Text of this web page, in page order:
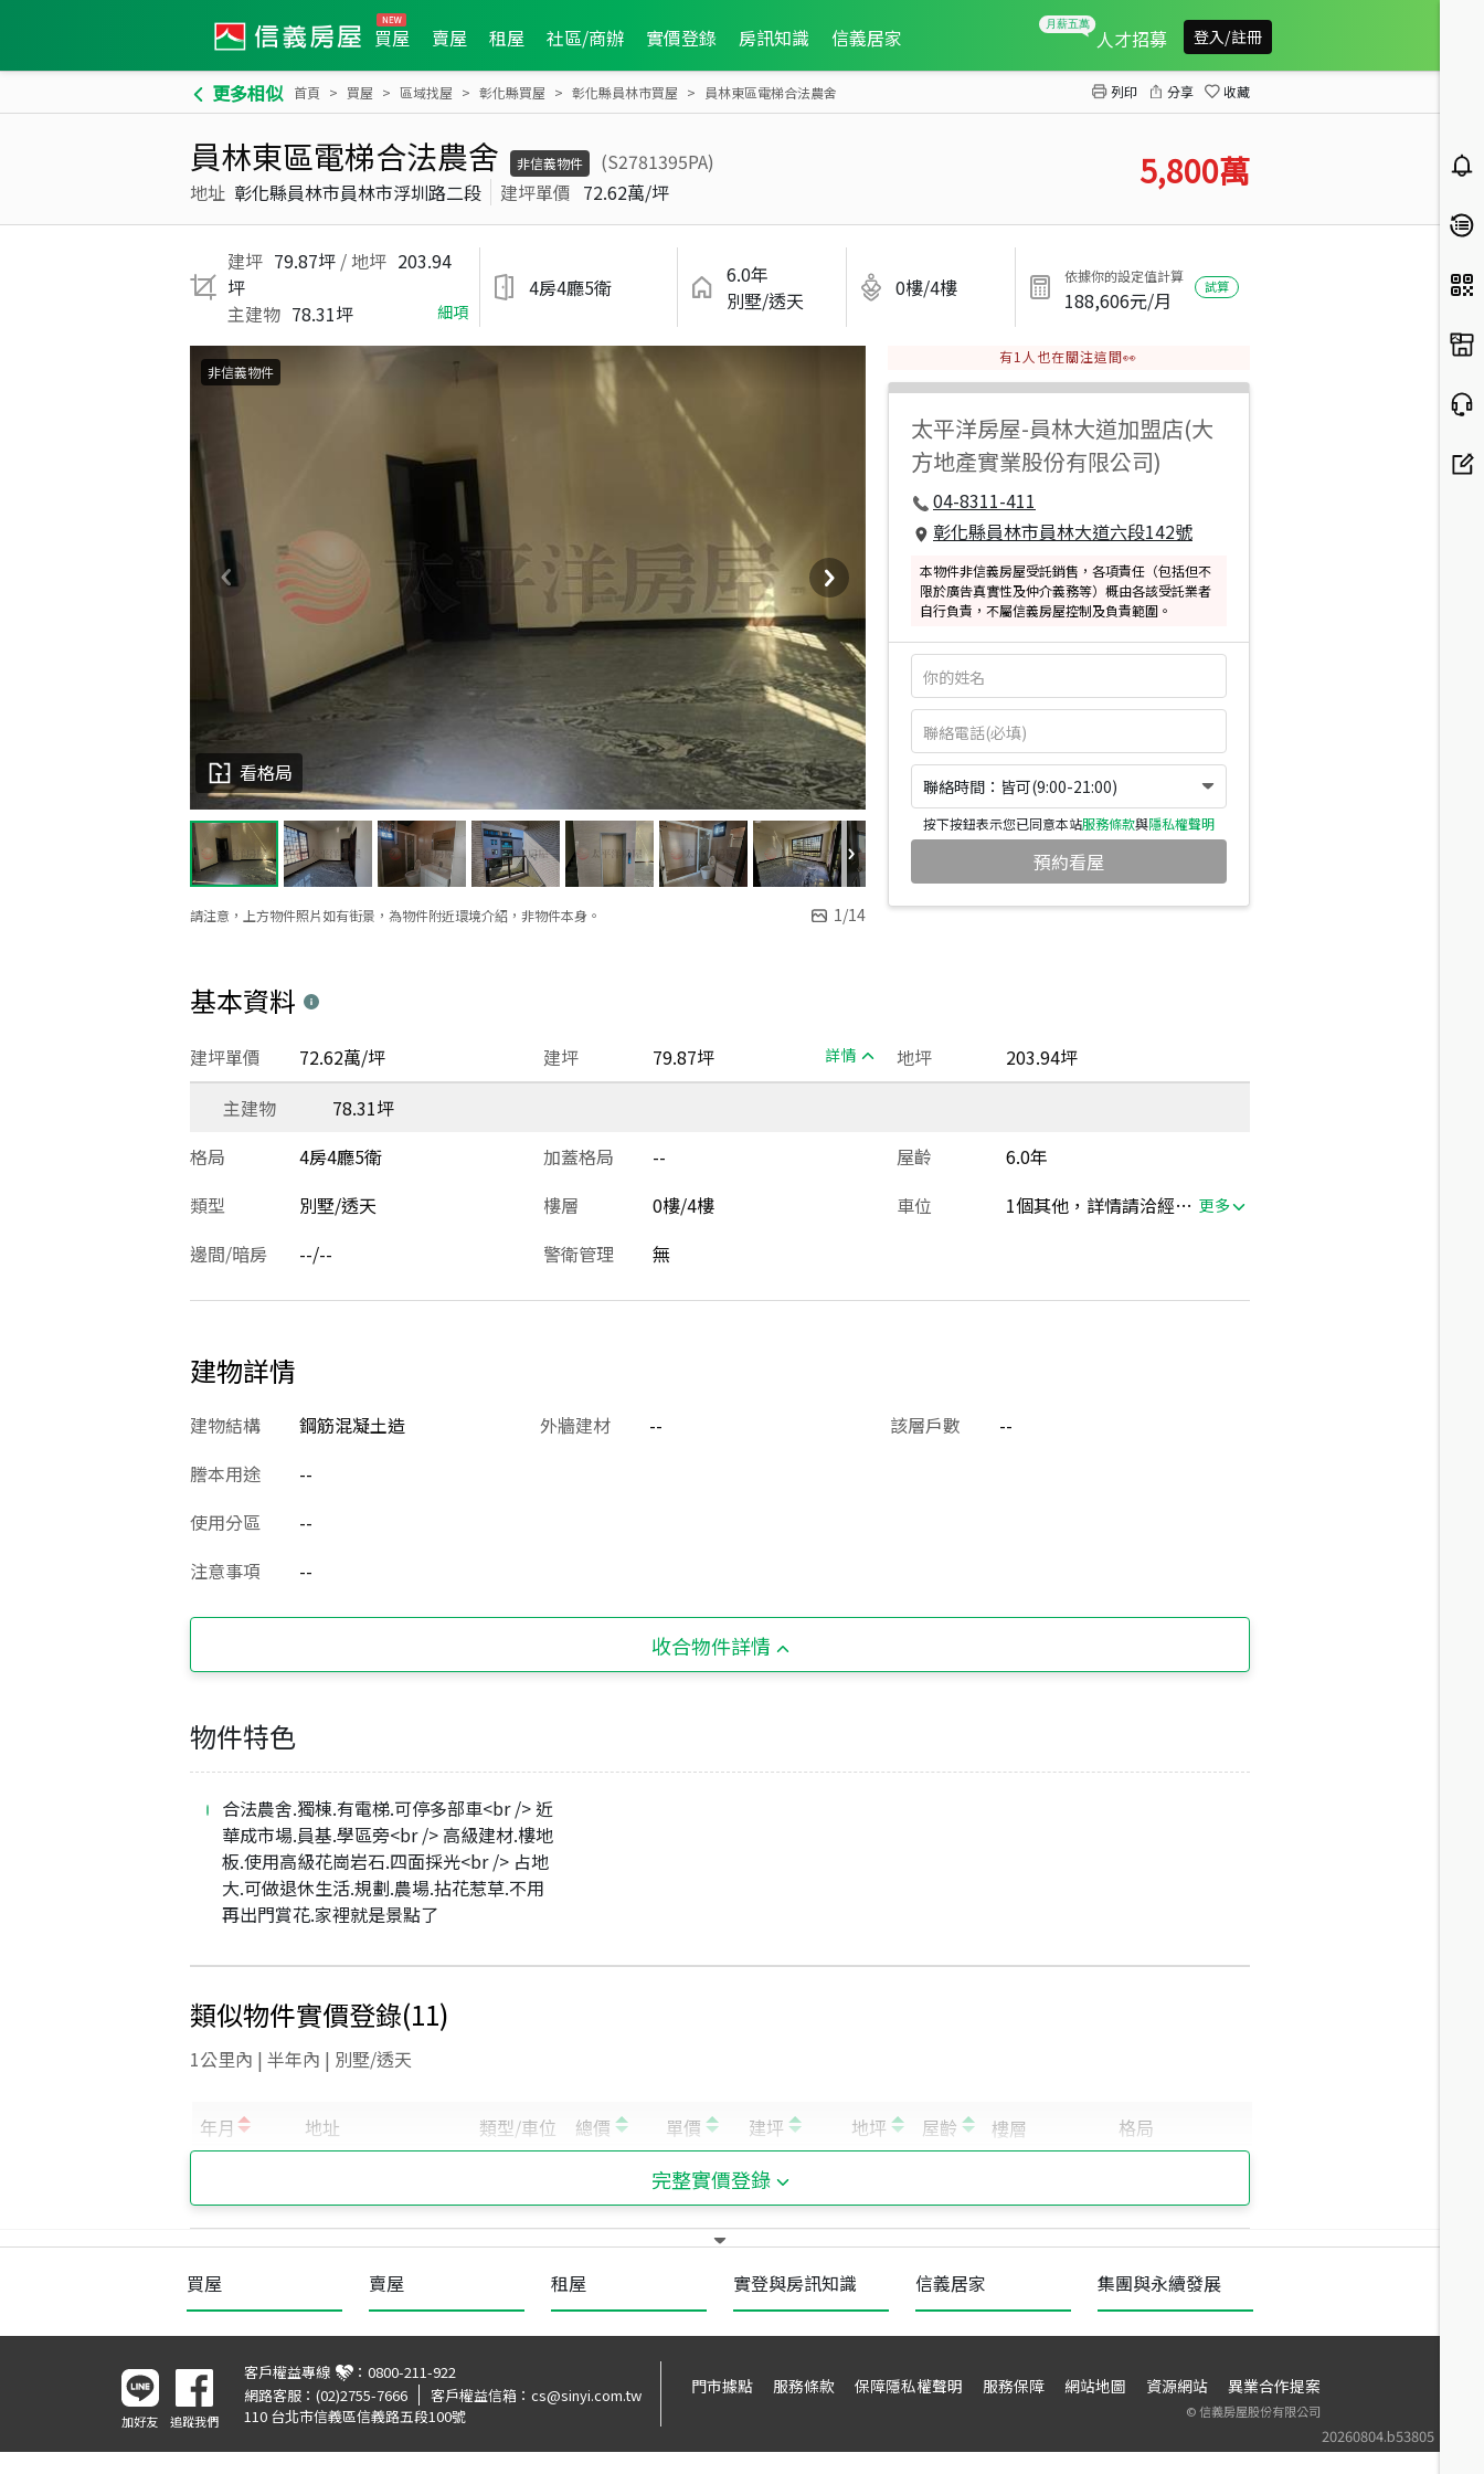
買屋 賣屋 租屋 社區/商辦 實價登錄 房訊知識 信義居家 人才招募 登入/註冊
更多相似 首頁 買屋 區域找屋 彰化縣買屋 彰化縣員林市買屋 員林東區電梯合法農舍 列印 分享 收藏
員林東區電梯合法農舍 非信義物件
(S2781395PA)
地址 彰化縣員林市員林市浮圳路二段 建坪單價 72.62萬/坪 5,800萬
建坪 79.87坪 / 地坪 203.94
坪
主建物 78.31坪 細項
4房4廳5衛
6.0年
別墅/透天
0樓/4樓 依據你的設定值計算
188,606元/月
試算
請注意，上方物件照片如有街景，為物件附近環境介紹，非物件本身。 1/14
看格局
非信義物件
有1 人也在關注這間👀
太平洋房屋-員林大道加盟店(大
方地產實業股份有限公司)
04-8311-411
彰化縣員林市員林大道六段142號
本物件非信義房屋受託銷售，各項責任（包括但不
限於廣告真實性及仲介義務等）概由各該受託業者
自行負責，不屬信義房屋控制及負責範圍。
聯絡時間：皆可(9:00-21:00)
按下按鈕表示您已同意本站服務條款與隱私權聲明
預約看屋
基本資料
建坪 79.87坪 詳情
建坪單價 72.62萬/坪 地坪
203.94坪
主建物
78.31坪
格局
4房4廳5衛 加蓋格局 -- 屋齡
6.0年
類型
別墅/透天 樓層 0樓/4樓 車位 1個其他，詳情請洽經紀人員 更多
邊間/暗房 --/-- 警衛管理 無
建物詳情
建物結構 鋼筋混凝土造 外牆建材 -- 該層戶數
--
謄本用途
--
使用分區
--
注意事項
--
收合物件詳情
物件特色
合法農舍.獨棟.有電梯.可停多部車<br /> 近
華成市場.員基.學區旁<br /> 高級建材.樓地
板.使用高級花崗岩石.四面採光<br /> 占地
大.可做退休生活.規劃.農場.拈花惹草.不用
再出門賞花.家裡就是景點了
類似物件實價登錄(11)
1公里內 | 半年內 | 別墅/透天
完整實價登錄
買屋 賣屋 租屋 實登與房訊知識 信義居家 集團與永續發展
20260804.b53805
加好友 追蹤我們
客戶權益專線 ： 0800-211-922
網路客服： (02)2755-7666 客戶權益信箱： cs@sinyi.com.tw
110 台北市信義區信義路五段100號
門市據點 服務條款 保障隱私權聲明 服務保障 網站地圖 資源網站 異業合作提案
©信義房屋股份有限公司